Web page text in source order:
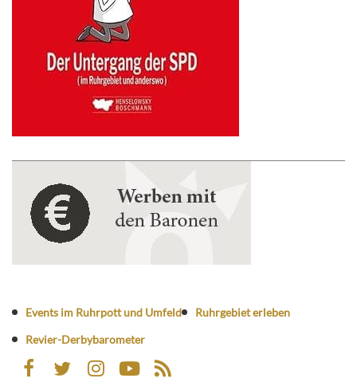
Events im Ruhrpott und Umfeld
Ruhrgebiet erleben
Revier-Derbybarometer